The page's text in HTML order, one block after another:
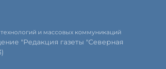
и массовых коммуникаций
"Редакция газеты "Северная